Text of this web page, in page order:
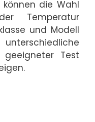
die Wahl
Temperatur
und Modell
geeigneter Test